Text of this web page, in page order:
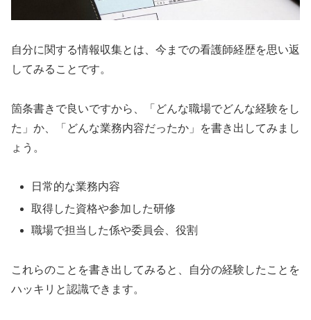
自分に関する情報収集とは、今までの看護師経歴を思い返
してみることです。
箇条書きで良いですから、「どんな職場でどんな経験をし
た」か、「どんな業務内容だったか」を書き出してみまし
ょう。
日常的な業務内容
取得した資格や参加した研修
職場で担当した係や委員会、役割
これらのことを書き出してみると、自分の経験したことを
ハッキリと認識できます。